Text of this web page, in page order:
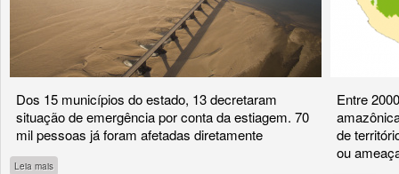
Dos 15 municípios do estado, 13 decretaram
situação de emergência por conta da estiagem. 70
mil pessoas já foram afetadas diretamente
Leia mais sobre Roraima tem pior seca em 18 anos e corre risco de novo megaincêndio,
Entre
de
ou